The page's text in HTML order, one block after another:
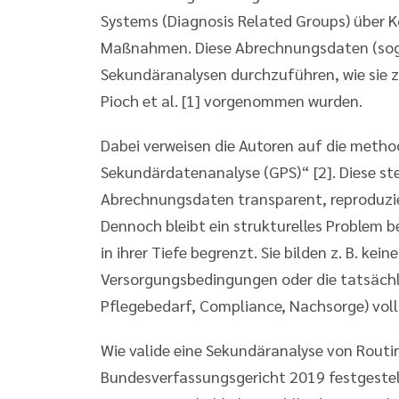
Systems (Diagnosis Related Groups)
Maßnahmen. Diese Abrechnungsdaten
Sekundäranalysen durchzuführen, wie
Pioch et al. [1] vorgenommen wurden.
Dabei verweisen die Autoren auf die
Sekundärdatenanalyse (GPS)“ [2]. Diese
Abrechnungsdaten transparent,
Dennoch bleibt ein strukturelles Problem
in ihrer Tiefe begrenzt. Sie bilden z. B.
Versorgungsbedingungen oder die
Pflegebedarf, Compliance, Nachsorge)
Wie valide eine Sekundäranalyse von
Bundesverfassungsgericht 2019